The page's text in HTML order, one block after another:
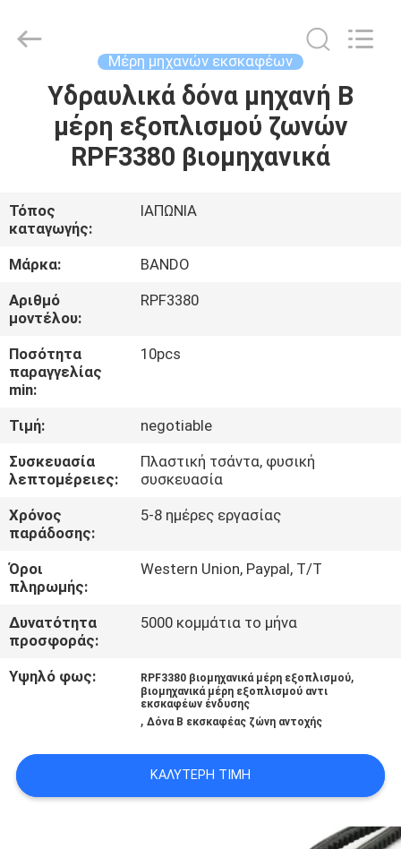
ΣΠΊΤΙ
ΠΡΟΪΌΝΤΑ
ΠΕΡΊΠΟΥ
ΕΜΕΊΣ
ΓΎΡΟΣ
ΕΡΓΟΣΤΑΣΊΩΝ
ΠΟΙΟΤΙΚΌΣ
ΈΛΕΓΧΟΣ
ΜΑΣ
ΕΛΆΤΕ
ΣΕ
ΕΠΑΦΉ
ΜΕ
ΕΙΔΉΣΕΙΣ
ΑΠΌΣΠΑΣΜΑ
Trade
Μέρη μηχανών εκσκαφέων
Υδραυλικά δόνα μηχανή Β
μέρη εξοπλισμού ζωνών
RPF3380 βιομηχανικά
Τόπος
καταγωγής:
ΙΑΠΩΝΙΑ
Μάρκα:
BANDO
Αριθμό
μοντέλου:
RPF3380
Ποσότητα
παραγγελίας
min:
10pcs
Τιμή:
negotiable
Συσκευασία
λεπτομέρειες:
Πλαστική τσάντα, φυσική
συσκευασία
Χρόνος
παράδοσης:
5-8 ημέρες εργασίας
Όροι
πληρωμής:
Western Union, Paypal, T/T
Δυνατότητα
προσφοράς:
5000 κομμάτια το μήνα
Υψηλό φως: RPF3380 βιομηχανικά μέρη εξοπλισμού,
βιομηχανικά μέρη εξοπλισμού αντι
εκσκαφέων ένδυσης
,Δόνα Β εκσκαφέας ζώνη αντοχής
ΚΑΛΎΤΕΡΗ ΤΙΜΉ